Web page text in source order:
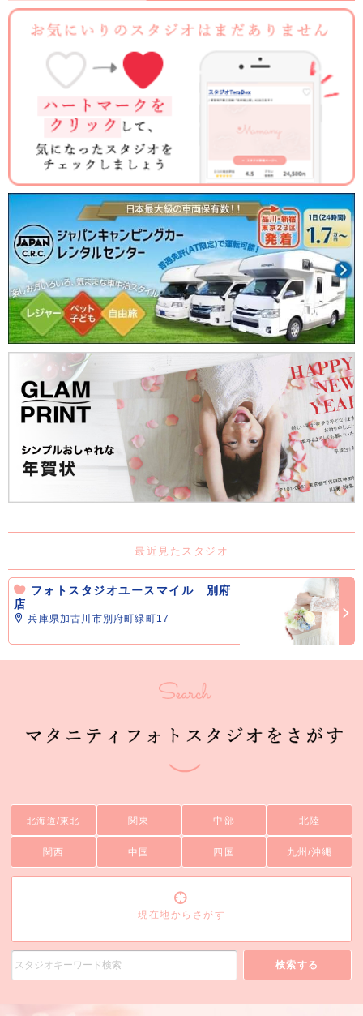
最近見たスタジオ
フォトスタジオユースマイル 別府
店
兵庫県加古川市別府町緑町17
北海道/東北 関東 中部 北陸
関西 中国 四国 九州/沖縄
現在地からさがす
検索する